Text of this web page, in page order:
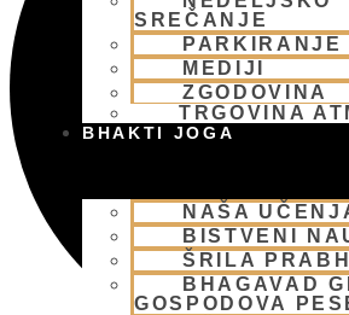
SREČANJE
PARKIRANJE
MEDIJI
ZGODOVINA
TRGOVINA
BHAKTI JOGA
NAŠA
BISTVENI
ŠRILA
BHAGAVAD
GOSPODOVA